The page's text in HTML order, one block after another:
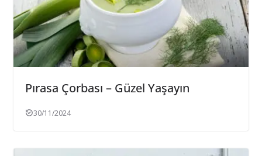
Pırasa Çorbası – Güzel Yaşayın
30/11/2024